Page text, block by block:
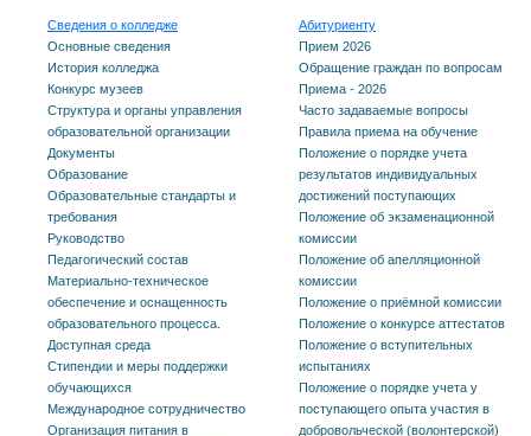
Сведения о колледже
Основные сведения
История колледжа
Конкурс музеев
Структура и органы управления
образовательной организации
Документы
Образование
Образовательные стандарты и
требования
Руководство
Педагогический состав
Материально-техническое
обеспечение и оснащенность
образовательного процесса.
Доступная среда
Стипендии и меры поддержки
обучающихся
Международное сотрудничество
Организация питания в
Абитуриенту
Прием 2026
Обращение граждан по вопросам
Приема - 2026
Часто задаваемые вопросы
Правила приема на обучение
Положение о порядке учета
результатов индивидуальных
достижений поступающих
Положение об экзаменационной
комиссии
Положение об апелляционной
комиссии
Положение о приёмной комиссии
Положение о конкурсе аттестатов
Положение о вступительных
испытаниях
Положение о порядке учета у
поступающего опыта участия в
добровольческой (волонтерской)